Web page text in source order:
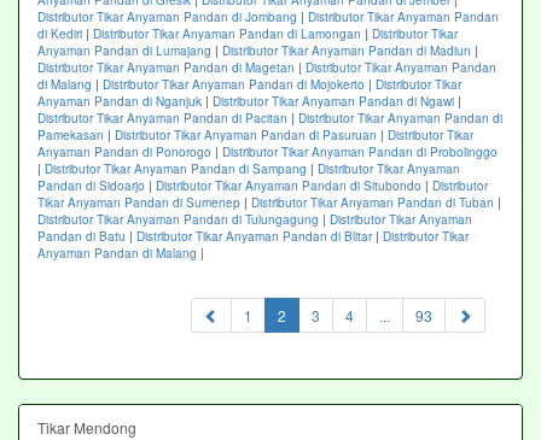
Distributor Tikar Anyaman Pandan di Jombang | Distributor Tikar Anyaman Pandan
di Kediri | Distributor Tikar Anyaman Pandan di Lamongan | Distributor Tikar
Anyaman Pandan di Lumajang | Distributor Tikar Anyaman Pandan di Madiun |
Distributor Tikar Anyaman Pandan di Magetan | Distributor Tikar Anyaman Pandan
di Malang | Distributor Tikar Anyaman Pandan di Mojokerto | Distributor Tikar
Anyaman Pandan di Nganjuk | Distributor Tikar Anyaman Pandan di Ngawi |
Distributor Tikar Anyaman Pandan di Pacitan | Distributor Tikar Anyaman Pandan di
Pamekasan | Distributor Tikar Anyaman Pandan di Pasuruan | Distributor Tikar
Anyaman Pandan di Ponorogo | Distributor Tikar Anyaman Pandan di Probolinggo
| Distributor Tikar Anyaman Pandan di Sampang | Distributor Tikar Anyaman
Pandan di Sidoarjo | Distributor Tikar Anyaman Pandan di Situbondo | Distributor
Tikar Anyaman Pandan di Sumenep | Distributor Tikar Anyaman Pandan di Tuban |
Distributor Tikar Anyaman Pandan di Tulungagung | Distributor Tikar Anyaman
Pandan di Batu | Distributor Tikar Anyaman Pandan di Blitar| Distributor Tikar
Anyaman Pandan di Malang |
1 2 (current)
3 4 ... 93
Tikar Mendong